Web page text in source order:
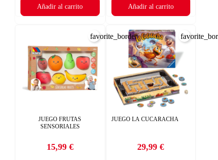
Añadir al carrito Añadir al carrito
JUEGO FRUTAS
SENSORIALES
Precio
15,99 €
favorite_border
JUEGO LA CUCARACHA
Precio
29,99 €